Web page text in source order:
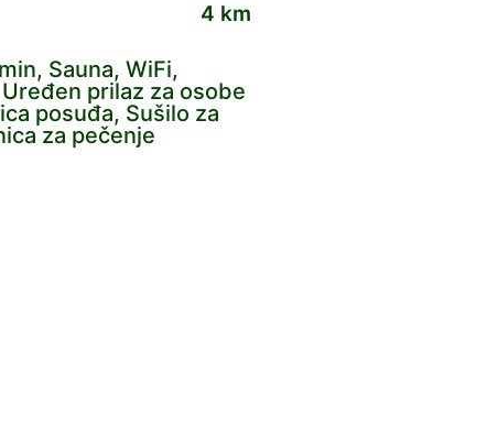
4 km
Sauna, WiFi,
prilaz za osobe
posuđa, Sušilo za
za pečenje